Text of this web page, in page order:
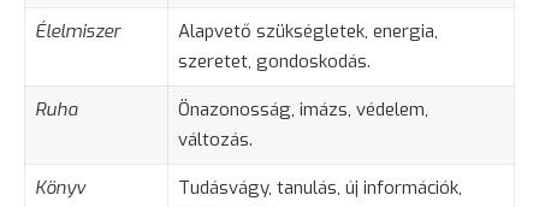
Élelmiszer
Alapvető szükségletek, energia,
szeretet, gondoskodás.
Ruha
Önazonosság, imázs, védelem,
változás.
Könyv
Tudásvágy, tanulás, új információk,